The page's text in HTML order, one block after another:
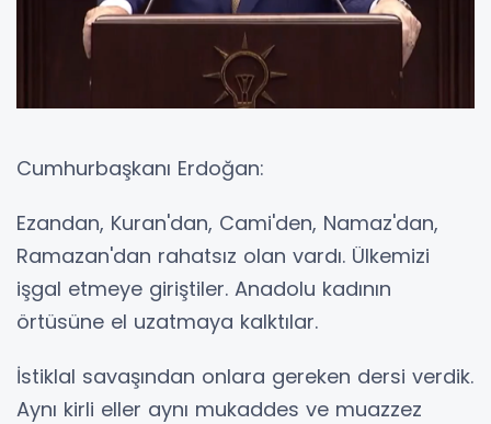
Cumhurbaşkanı Erdoğan:
Ezandan, Kuran'dan, Cami'den, Namaz'dan,
Ramazan'dan rahatsız olan vardı. Ülkemizi
işgal etmeye giriştiler. Anadolu kadının
örtüsüne el uzatmaya kalktılar.
İstiklal savaşından onlara gereken dersi verdik.
Aynı kirli eller aynı mukaddes ve muazzez